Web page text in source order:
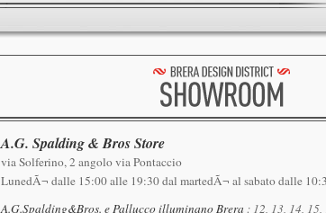
A.G. Spalding & Bros Store
via Solferino, 2 angolo via Pontaccio
LunedÃ¬ dalle 15:00 alle 19:30 dal martedÃ¬ al sabato dalle
A.G.Spalding&Bros. e Pallucco illuminano Brera : 12, 13, 14,